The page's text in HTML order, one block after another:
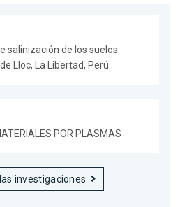
salinización de los suelos
Lloc, La Libertad, Perú
POR PLASMAS
investigaciones